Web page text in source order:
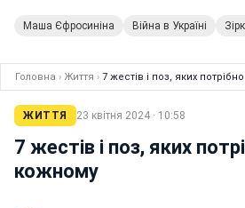
Маша Єфросиніна Війна в Україні
Головна › Життя › 7 жестів і поз, яких
ЖИТТЯ 23 квітня 2024 · 10:58
7 жестів і поз, яких
кожному